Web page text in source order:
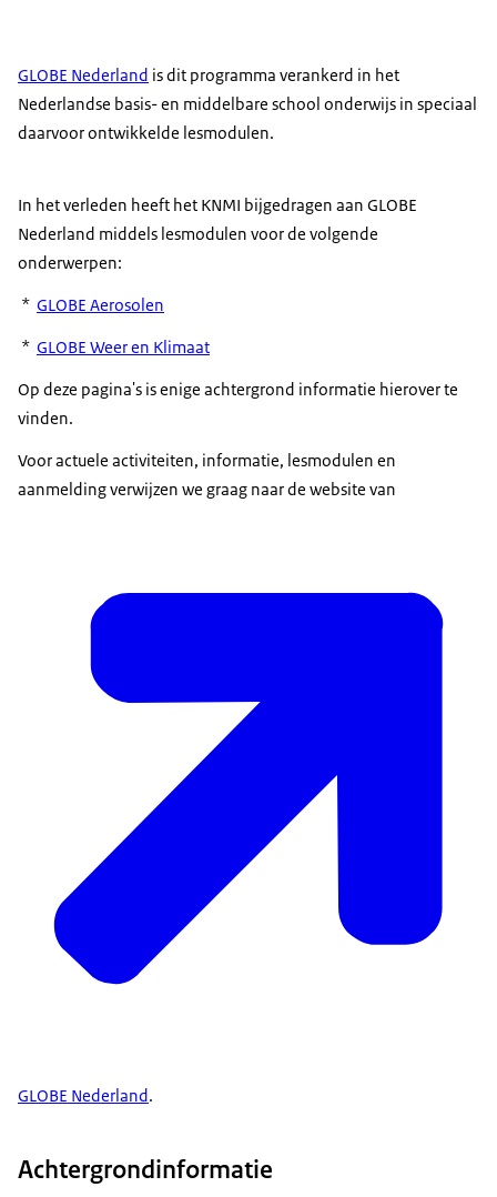
GLOBE Nederland is dit programma verankerd in het
Nederlandse basis- en middelbare school onderwijs in speciaal
daarvoor ontwikkelde lesmodulen.
In het verleden heeft het KNMI bijgedragen aan GLOBE
Nederland middels lesmodulen voor de volgende
onderwerpen:
* GLOBE Aerosolen
* GLOBE Weer en Klimaat
Op deze pagina's is enige achtergrond informatie hierover te
vinden.
Voor actuele activiteiten, informatie, lesmodulen en
aanmelding verwijzen we graag naar de website van
GLOBE Nederland.
Achtergrondinformatie